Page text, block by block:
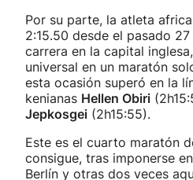
Por su parte, la atleta
2:15.50 desde el pasado
carrera en la capital
universal en un maratón
esta ocasión superó en la
kenianas Hellen Obiri
Jepkosgei (2h15:55).
Este es el cuarto maratón
consigue, tras imponerse
Berlín y otras dos veces